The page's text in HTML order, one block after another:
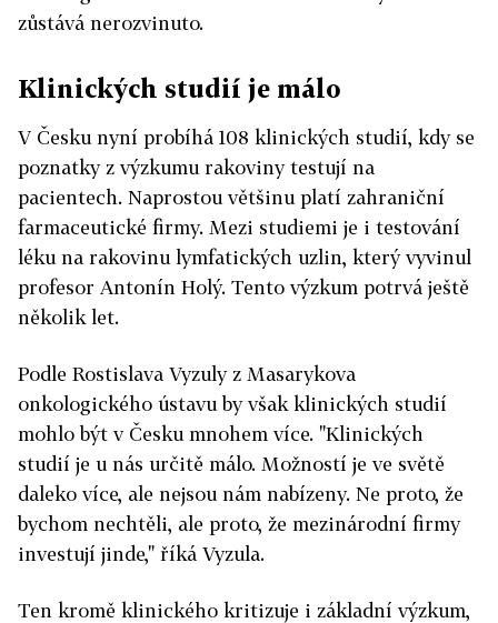
zůstává nerozvinuto.
Klinických studií je málo
V Česku nyní probíhá 108 klinických studií, kdy se
poznatky z výzkumu rakoviny testují na
pacientech. Naprostou většinu platí zahraniční
farmaceutické firmy. Mezi studiemi je i testování
léku na rakovinu lymfatických uzlin, který vyvinul
profesor Antonín Holý. Tento výzkum potrvá ještě
několik let.
Podle Rostislava Vyzuly z Masarykova
onkologického ústavu by však klinických studií
mohlo být v Česku mnohem více. "Klinických
studií je u nás určitě málo. Možností je ve světě
daleko více, ale nejsou nám nabízeny. Ne proto, že
bychom nechtěli, ale proto, že mezinárodní firmy
investují jinde," říká Vyzula.
Ten kromě klinického kritizuje i základní výzkum,